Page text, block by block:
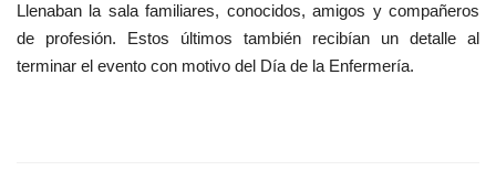
Llenaban la sala familiares, conocidos, amigos y compañeros
de profesión. Estos últimos también recibían un detalle al
terminar el evento con motivo del Día de la Enfermería.